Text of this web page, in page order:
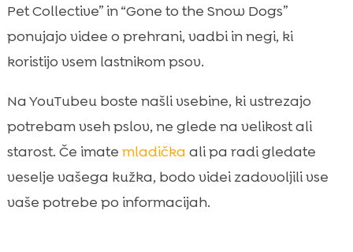
Pet Collective” in “Gone to the Snow Dogs”
ponujajo videe o prehrani, vadbi in negi, ki
koristijo vsem lastnikom psov.
Na YouTubeu boste našli vsebine, ki ustrezajo
potrebam vseh pslov, ne glede na velikost ali
starost. Če imate mladička ali pa radi gledate
veselje vašega kužka, bodo videi zadovoljili vse
vaše potrebe po informacijah.